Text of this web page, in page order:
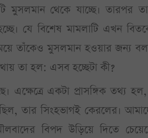
মুসলমান থেকে যাচ্ছে। তারপর
যে বিশেষ মামলাটি এখন
তাঁকেও মুসলমান হওয়ার জন্য
তা হল: এসব হচ্ছেটা কী?
এক্ষেত্রে একটা প্রাসঙ্গিক তথ্য
তার সিংহভাগই কেরলের।
বিপদ উড়িয়ে দিতে